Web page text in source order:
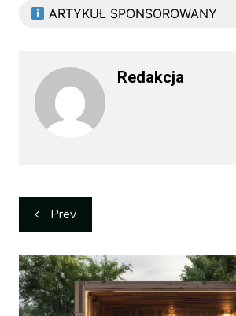
ARTYKUŁ SPONSOROWANY
Redakcja
Nawigacja
wpisu
Prev